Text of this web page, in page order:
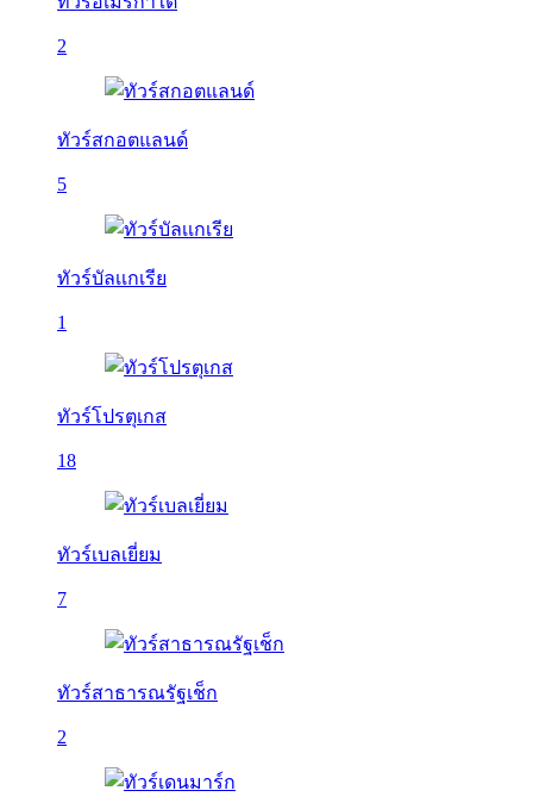
2
ทัวร์สกอตแลนด์
5
ทัวร์บัลเเกเรีย
1
ทัวร์โปรตุเกส
18
ทัวร์เบลเยี่ยม
7
ทัวร์สาธารณรัฐเช็ก
2